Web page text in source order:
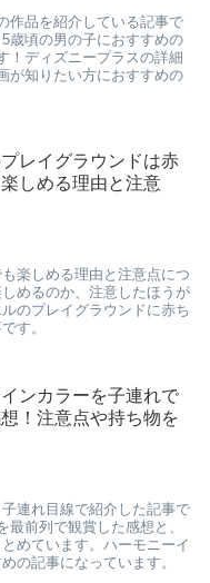
作品を紹介している記事で
歳頃の男の子におすすめの
！ディズニープラスの詳細
が知りたい方におすすめの
レイグラウンドは赤
しめる理由と注意
楽しめる理由と注意点につ
めるのか、注意したほうが
のプレイグラウンドに赤ち
す。
ンカラーを子連れで
！注意点や持ち物を
連れ目線で紹介した記事で
前列で観賞した感想と、
めています。ハーモニーイ
の記事になっています。